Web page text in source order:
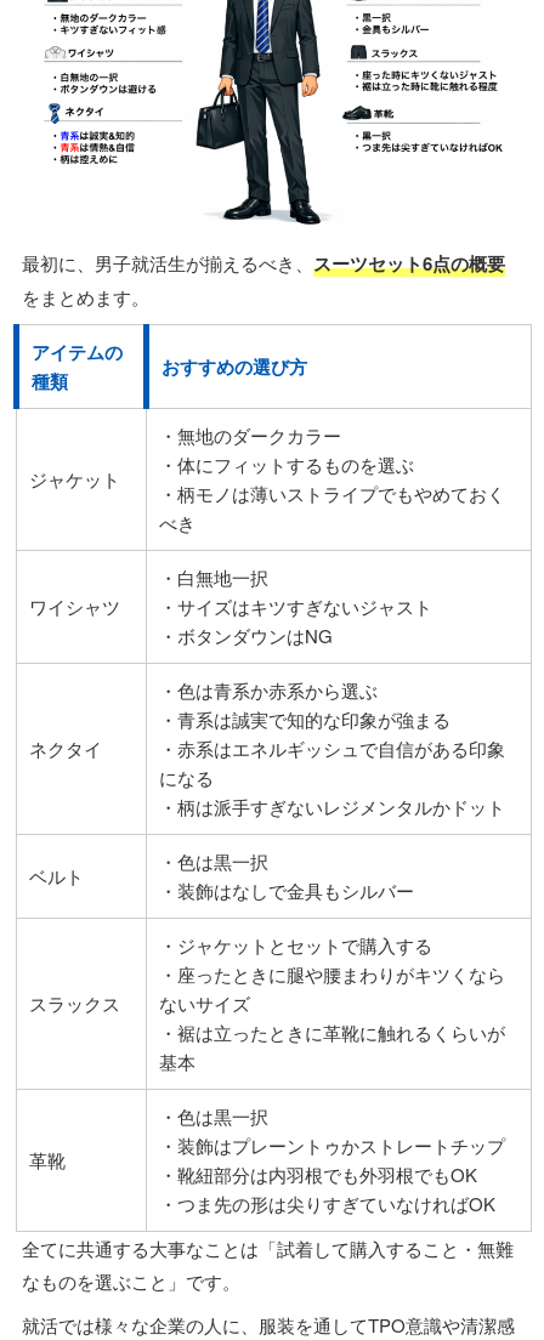
最初に、男子就活生が揃えるべき、 スーツセット6点の概要
をまとめます。
アイテムの
種類
おすすめの選び方
ジャケット
・無地のダークカラー
・体にフィットするものを選ぶ
・柄モノは薄いストライプでもやめておく
べき
ワイシャツ
・白無地一択
・サイズはキツすぎないジャスト
・ボタンダウンはNG
ネクタイ
・色は青系か赤系から選ぶ
・青系は誠実で知的な印象が強まる
・赤系はエネルギッシュで自信がある印象
になる
・柄は派手すぎないレジメンタルかドット
ベルト
・色は黒一択
・装飾はなしで金具もシルバー
スラックス
・ジャケットとセットで購入する
・座ったときに腿や腰まわりがキツくなら
ないサイズ
・裾は立ったときに革靴に触れるくらいが
基本
革靴
・色は黒一択
・装飾はプレーントゥかストレートチップ
・靴紐部分は内羽根でも外羽根でもOK
・つま先の形は尖りすぎていなければOK
全てに共通する大事なことは「試着して購入すること・無難
なものを選ぶこと」です。
就活では様々な企業の人に、服装を通してTPO意識や清潔感